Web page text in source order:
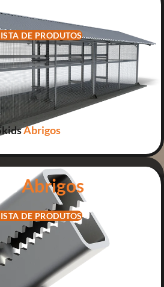
DE PRODUTOS
Abrigos
Abrigos
DE PRODUTOS